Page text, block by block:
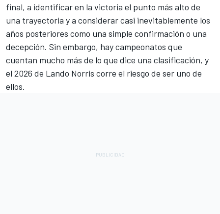
final, a identificar en la victoria el punto más alto de
una trayectoria y a considerar casi inevitablemente los
años posteriores como una simple confirmación o una
decepción. Sin embargo, hay campeonatos que
cuentan mucho más de lo que dice una clasificación, y
el 2026 de Lando Norris corre el riesgo de ser uno de
ellos.